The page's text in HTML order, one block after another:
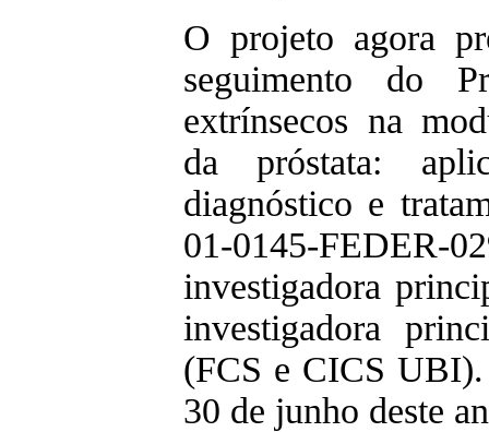
O projeto agora
seguimento do
extrínsecos na
da próstata:
diagnóstico e
01-0145-FEDER-
investigadora
investigadora
(FCS e CICS
30 de junho deste